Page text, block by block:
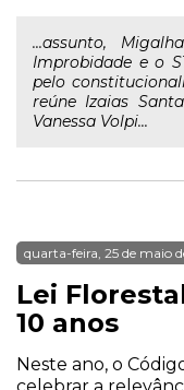
...assunto,
Improbidade e o
pelo
reúne Izaias
Vanessa Volpi...
quarta-feira, 25 de maio
Lei
10 anos
Neste ano, o